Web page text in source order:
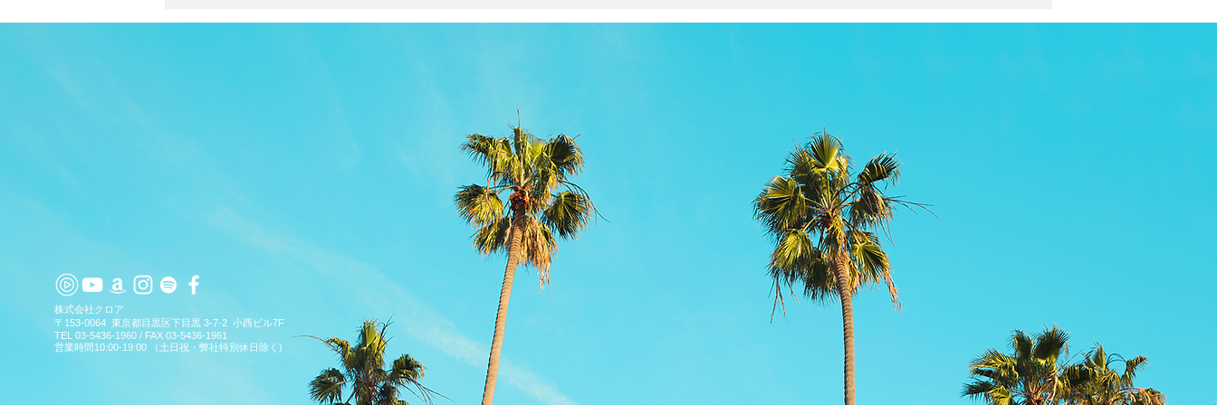
描く『Sleep in Blue』
描く『Sleep in Blue』
Sugar Candy『Peaceful Yoga
​株式会社クロア
〒153-0064 東京都目黒区下目黒 3-7-2 小西ビル7F
TEL 03-5436-1960 / FAX 03-5436-1961
営業時間10:00-19:00 （土日祝・弊社特別休日除く)